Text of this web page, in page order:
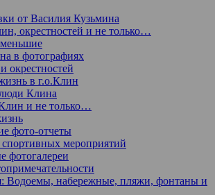
от Василия Кузьмина
окрестностей и не только…
в фотографиях
окрестностей
в г.о.Клин
Клина
и не только…
фото-отчеты
мероприятий
фотогалереи
Водоемы, набережные, пляжи, фонтаны и